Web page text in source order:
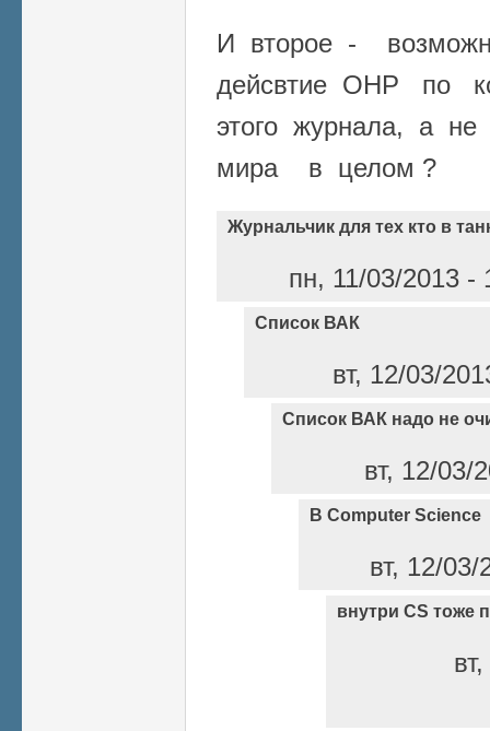
И второе -
дейсвтие ОНР по
этого журнала, а
мира в целом ?
Журнальчик для тех кто в
пн, 11/03/2013
Список ВАК
вт, 12/03/
Список ВАК надо не
вт, 12/03/
В Computer Science
вт, 12/
внутри CS тоже